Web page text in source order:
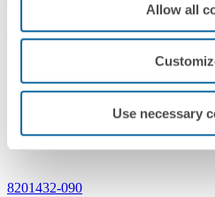
Allow all
Use necessary
Simon 82 Concept
8201432-090